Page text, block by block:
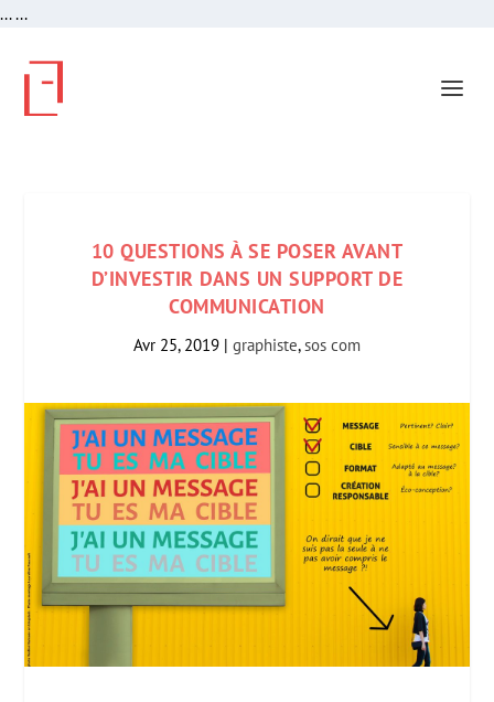
......
10 QUESTIONS À SE POSER AVANT
D’INVESTIR DANS UN SUPPORT DE
COMMUNICATION
Avr 25, 2019 | graphiste,sos com